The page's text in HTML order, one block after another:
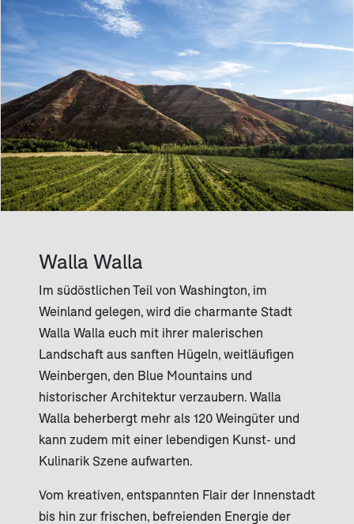
Walla Walla
Im südöstlichen Teil von Washington, im
Weinland gelegen, wird die charmante Stadt
Walla Walla euch mit ihrer malerischen
Landschaft aus sanften Hügeln, weitläufigen
Weinbergen, den Blue Mountains und
historischer Architektur verzaubern. Walla
Walla beherbergt mehr als 120 Weingüter und
kann zudem mit einer lebendigen Kunst- und
Kulinarik Szene aufwarten.
Vom kreativen, entspannten Flair der Innenstadt
bis hin zur frischen, befreienden Energie der